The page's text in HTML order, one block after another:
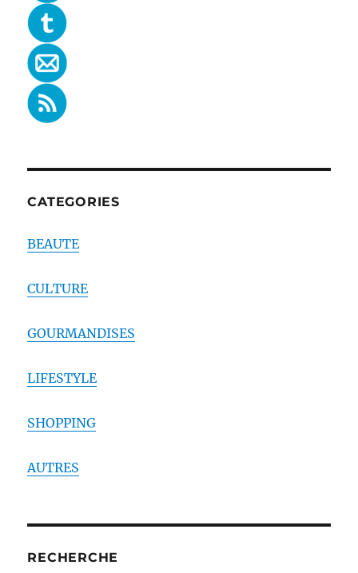
CATEGORIES
BEAUTE
CULTURE
GOURMANDISES
LIFESTYLE
SHOPPING
AUTRES
RECHERCHE